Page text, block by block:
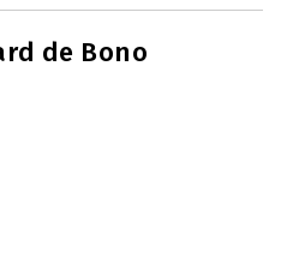
de Bono